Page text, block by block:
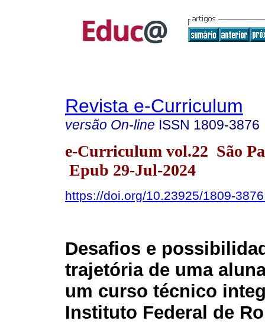
Revista e-Curriculum
versão On-line ISSN 1809-3876
e-Curriculum vol.22 São
Epub 29-Jul-2024
https://doi.org/10.23925/1809-
Desafios e
trajetória de uma
um curso técnico
Instituto Federal de